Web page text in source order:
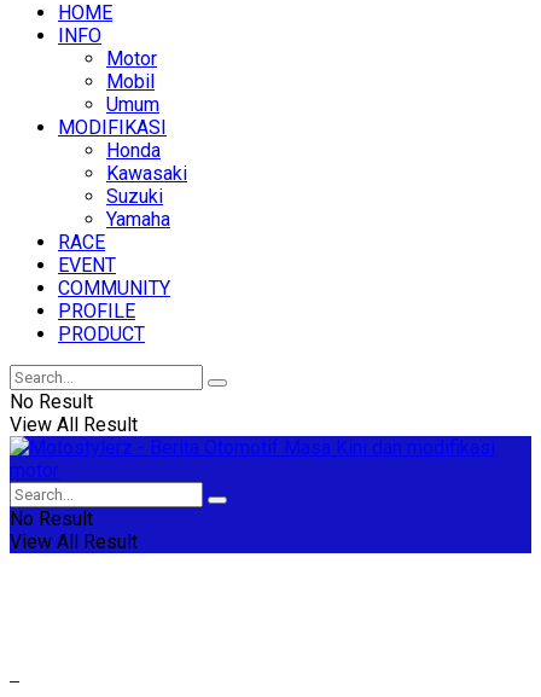
HOME
INFO
Motor
Mobil
Umum
MODIFIKASI
Honda
Kawasaki
Suzuki
Yamaha
RACE
EVENT
COMMUNITY
PROFILE
PRODUCT
No Result
View All Result
No Result
View All Result